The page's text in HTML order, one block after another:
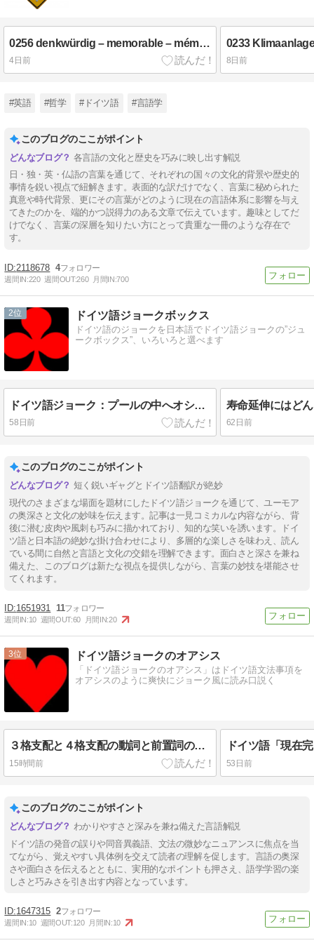
0256 denkwürdig – memorable – mémorable – 記憶に残る I
4日前 8日前
#英語 #哲学 #ドイツ語 #言語学
このブログのここがポイント
各言語の文化と歴史を巧みに映し出す解説
日・独・英・仏語の言葉を通じて、それぞれの国々の文化的背景や歴史的
事情を鋭い視点で紐解きます。表面的な訳だけでなく、言葉に秘められた
真意や時代背景、更にその言葉がどのように現在の言語体系に影響を与え
てきたのかを、端的かつ説得力のある文章で伝えています。趣味としてだ
けでなく、言葉の深層を知りたい方にとって貴重な一冊のような存在で
す。
2118678 4
週間IN:220 週間OUT:260 月間IN:700
2 ドイツ語ジョークボックス
ドイツ語のジョークを日本語でドイツ語ジョークの”ジュ
ークボックス”、いろいろと選べます
ドイツ語ジョーク：プールの中へオシッコ？
58日前 62日前
このブログのここがポイント
短く鋭いギャグとドイツ語翻訳が絶妙
現代のさまざまな場面を題材にしたドイツ語ジョークを通じて、ユーモア
の奥深さと文化の妙味を伝えます。記事は一見コミカルな内容ながら、背
後に潜む皮肉や風刺も巧みに描かれており、知的な笑いを誘います。ドイ
ツ語と日本語の絶妙な掛け合わせにより、多層的な楽しさを味わえ、読ん
でいる間に自然と言語と文化の交錯を理解できます。面白さと深さを兼ね
備えた、このブログは新たな視点を提供しながら、言葉の妙技を堪能させ
てくれます。
1651931 11
週間IN:10 週間OUT:60 月間IN:20
3 ドイツ語ジョークのオアシス
「ドイツ語ジョークのオアシス」はドイツ語文法事項を
オアシスのように爽快にジョーク風に読み口説く
３格支配と４格支配の動詞と前置詞の使用を体感的・感覚的に習得するには
15時間前 53日前
このブログのここがポイント
わかりやすさと深みを兼ね備えた言語解説
ドイツ語の発音の誤りや同音異義語、文法の微妙なニュアンスに焦点を当
てながら、覚えやすい具体例を交えて読者の理解を促します。言語の奥深
さや面白さを伝えるとともに、実用的なポイントも押さえ、語学学習の楽
しさと巧みさを引き出す内容となっています。
1647315 2
週間IN:10 週間OUT:120 月間IN:10